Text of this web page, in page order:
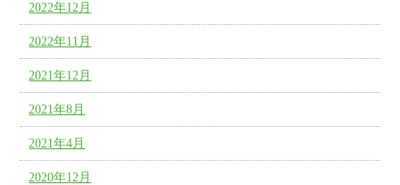
2022年12月
2022年11月
2021年12月
2021年8月
2021年4月
2020年12月